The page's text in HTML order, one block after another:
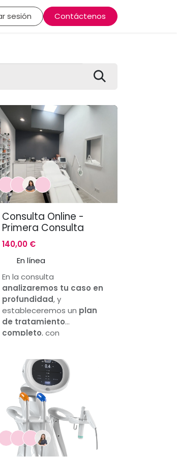
Rutinas cosméticas Dermatología
sesión Contáctenos
Consulta Online -
Primera Consulta
140,00 €
En línea
En la consulta
analizaremos tu caso en
profundidad, y
estableceremos un plan
de tratamiento
completo, con
eficacia detallada,
prescripción de
tratamientos médicos, si
fuera necesario. Nos
reuniremos por
videoconferencia, y te
enviaremos el plan de
tratamiento y las recetas